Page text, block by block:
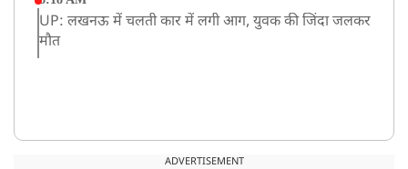
UP: लखनऊ में चलती कार में लगी आग, युवक की जिंदा जलकर
मौत
ADVERTISEMENT